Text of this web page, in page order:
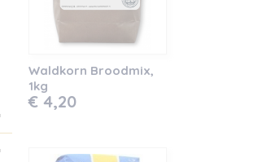
Waldkorn Broodmix,
1kg
€ 4,20